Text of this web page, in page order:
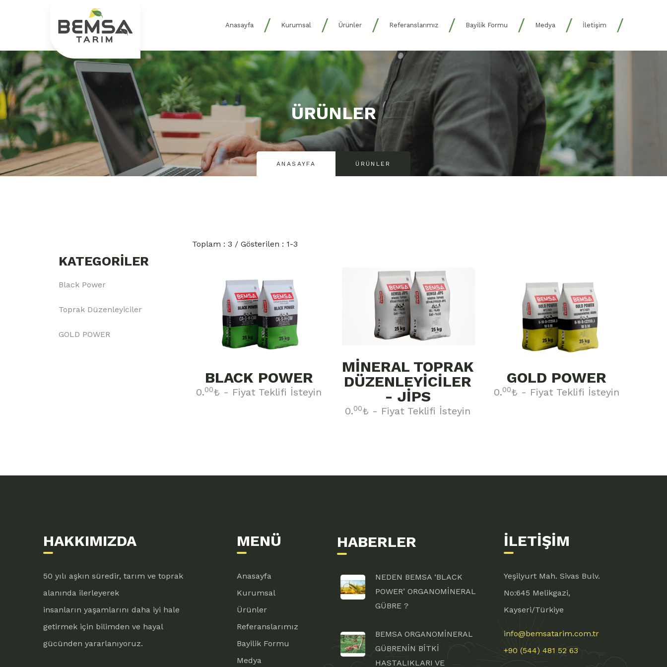
Anasayfa / Kurumsal / Ürünler / Referanslarımız / Bayilik Formu / Medya / İletişim /
ÜRÜNLER
ANASAYFA ÜRÜNLER
KATEGORILER
Black Power
Toprak Düzenleyiciler
GOLD POWER
Toplam : 3 / Gösterilen : 1-3
BLACK POWER
0.00₺ - Fiyat Teklifi İsteyin
MİNERAL TOPRAK
DÜZENLEYİCİLER
- JİPS
0.00₺ - Fiyat Teklifi İsteyin
GOLD POWER
0.00₺ - Fiyat Teklifi İsteyin
HAKKIMIZDA
50 yılı aşkın süredir, tarım ve toprak
alanında ilerleyerek
insanların yaşamlarını daha iyi hale
getirmek için bilimden ve hayal
gücünden yararlanıyoruz.
MENÜ
Anasayfa
Kurumsal
Ürünler
Referanslarımız
Bayilik Formu
Medya
HABERLER
NEDEN BEMSA ‘BLACK
POWER’ ORGANOMİNERAL
GÜBRE ?
BEMSA ORGANOMİNERAL
GÜBRENİN BİTKİ
HASTALIKLARI VE
İLETIŞIM
Yeşilyurt Mah. Sivas Bulv.
No:645 Melikgazi,
Kayseri/Türkiye
info@bemsatarim.com.tr
+90 (544) 481 52 63